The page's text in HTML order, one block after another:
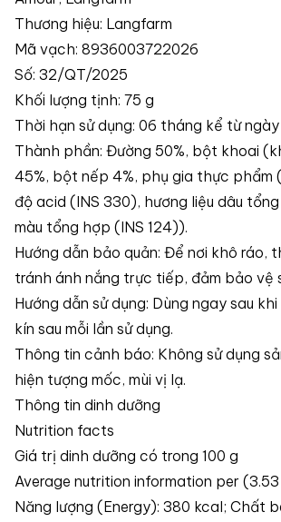
Thương hiệu: Langfarm
Mã vạch: 8936003722026
Số: 32/QT/2025
Khối lượng tịnh: 75 g
Thời hạn sử dụng: 06 tháng kể từ
Thành phần: Đường 50%, bột khoai
45%, bột nếp 4%, phụ gia thực phẩm
độ acid (INS 330), hương liệu dâu
màu tổng hợp (INS 124)).
Hướng dẫn bảo quản: Để nơi khô ráo,
tránh ánh nắng trực tiếp, đảm bảo vệ
Hướng dẫn sử dụng: Dùng ngay sau
kín sau mỗi lần sử dụng.
Thông tin cảnh báo: Không sử dụng
hiện tượng mốc, mùi vị lạ.
Thông tin dinh dưỡng
Nutrition facts
Giá trị dinh dưỡng có trong 100 g
Average nutrition information per
Năng lượng (Energy): 380 kcal; Chất